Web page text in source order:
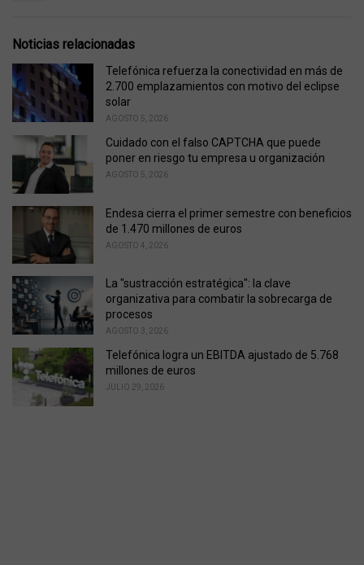
o
r
i
e
s
:
:Noticias relacionadas
Telefónica refuerza la conectividad en más de
2.700 emplazamientos con motivo del eclipse
solar
AGOSTO 5, 2026
Cuidado con el falso CAPTCHA que puede
poner en riesgo tu empresa u organización
AGOSTO 5, 2026
Endesa cierra el primer semestre con beneficios
de 1.470 millones de euros
AGOSTO 4, 2026
La "sustracción estratégica": la clave
organizativa para combatir la sobrecarga de
procesos
AGOSTO 3, 2026
Telefónica logra un EBITDA ajustado de 5.768
millones de euros
JULIO 29, 2026